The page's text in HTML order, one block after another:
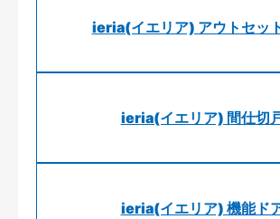
ieria(イエリア) アウトセッ
ieria(イエリア) 間仕切
ieria(イエリア) 機能ド